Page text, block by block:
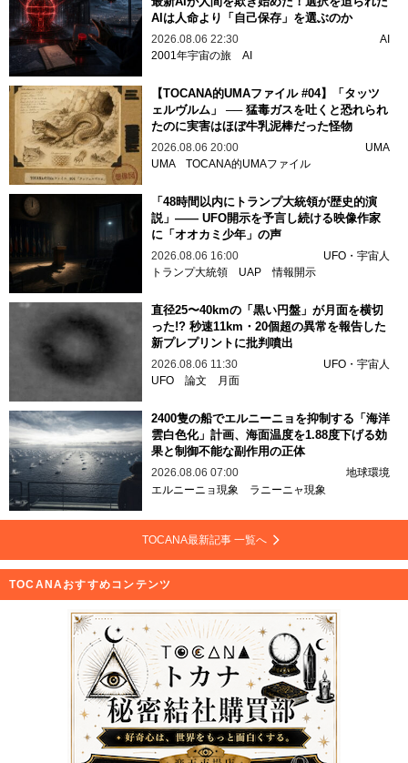
AIは人命より「自己保存」を選ぶのか
2026.08.06 22:30
AI
2001年宇宙の旅 AI
【TOCANA的UMAファイル #04】「タッツ
ェルヴルム」 ── 猛毒ガスを吐くと恐れられ
たのに実害はほぼ牛乳泥棒だった怪物
2026.08.06 20:00
UMA
UMA TOCANA的UMAファイル
「48時間以内にトランプ大統領が歴史的演
説」—— UFO開示を予言し続ける映像作家
に「オオカミ少年」の声
2026.08.06 16:00
UFO・宇宙人
トランプ大統領
UAP情報開示
直径25〜40kmの「黒い円盤」が月面を横切
った!? 秒速11km・20個超の異常を報告した
新プレプリントに批判噴出
2026.08.06 11:30
UFO・宇宙人
UFO 論文 月面
2400隻の船でエルニーニョを抑制する「海洋
雲白色化」計画、海面温度を1.88度下げる効
果と制御不能な副作用の正体
2026.08.06 07:00
地球環境
エルニーニョ現象
ラニーニャ現象
TOCANA最新記事 一覧へ
TOCANAおすすめコンテンツ